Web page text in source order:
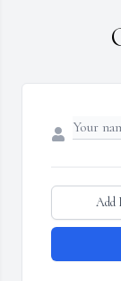
Add